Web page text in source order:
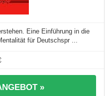
Eine Einführung in die
für Deutschspr ...
»